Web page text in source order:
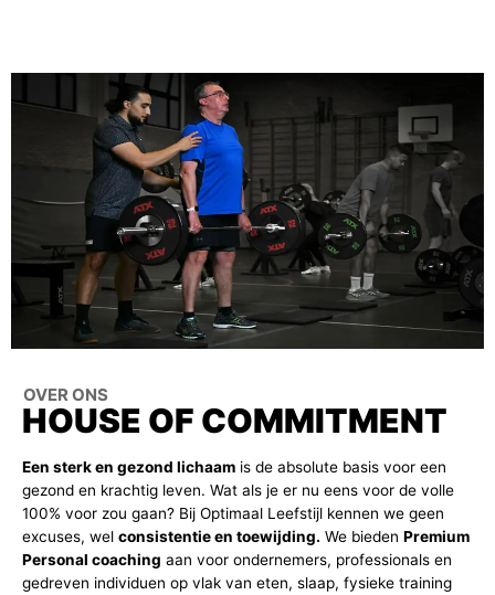
OVER ONS
HOUSE OF COMMITMENT
Een sterk en gezond lichaam is de absolute basis voor een
gezond en krachtig leven. Wat als je er nu eens voor de volle
100% voor zou gaan? Bij Optimaal Leefstijl kennen we geen
excuses, wel consistentie en toewijding. We bieden Premium
Personal coaching aan voor ondernemers, professionals en
gedreven individuen op vlak van eten, slaap, fysieke training